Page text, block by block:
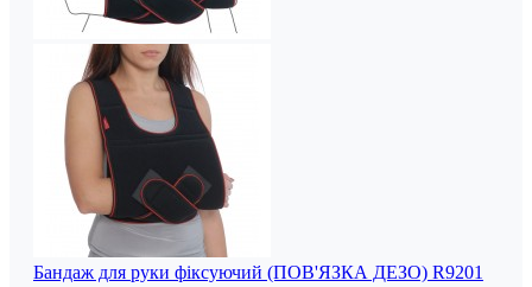
Бандаж для руки фіксуючий (ПОВ'ЯЗКА ДЕЗО) R9201